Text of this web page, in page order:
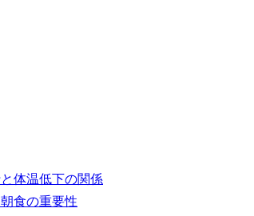
体温低下の関係
食の重要性